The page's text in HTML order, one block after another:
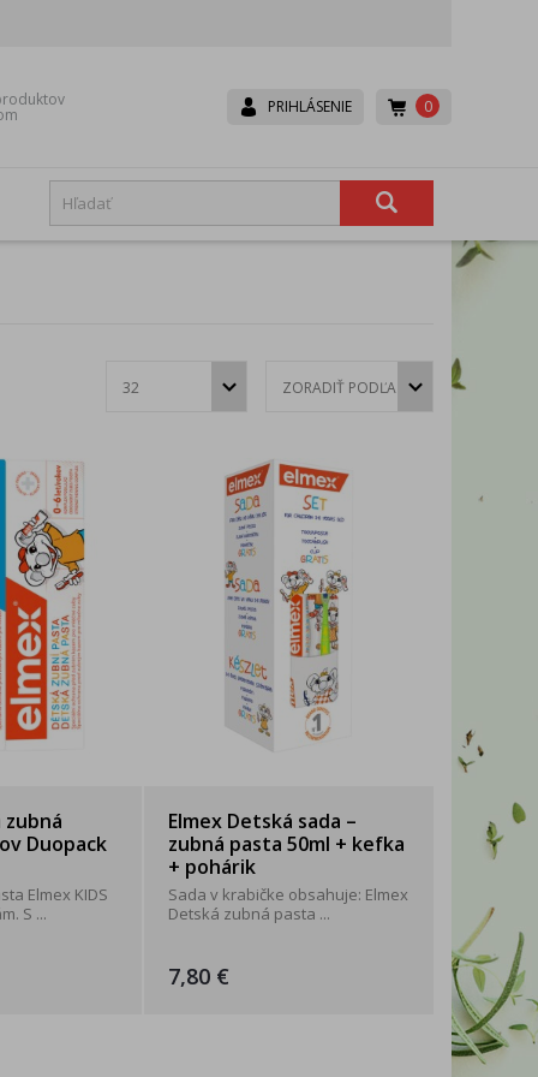
0
PRIHLÁSENIE
Ice Power
Mesh
Microlife
Rival
Scala
WITTYBELLE
zubná
Duopack
Elmex KIDS
S ...
Elmex Detská sada –
zubná pasta 50ml + kefka
+ pohárik
Sada v krabičke obsahuje: Elmex
Detská zubná pasta ...
7,80 €